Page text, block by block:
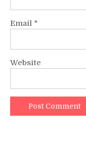
Email *
Website